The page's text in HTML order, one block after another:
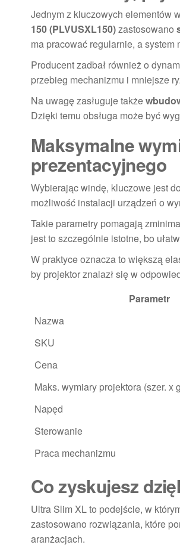
Jednym z kluczowych elementów
150 (PLVUSXL150)zastosowano
ma pracować regularnie, a system
Producent zadbał również o
przebieg mechanizmu i mniejsze
Na uwagę zasługuje także
Dzięki temu obsługa może być
Maksymalne
prezentacyjnego
Wybierając windę, kluczowe jest
możliwość instalacji urządzeń o
Takie parametry pomagają
jest to szczególnie istotne, bo
W praktyce oznacza to większą
by projektor znalazł się w
Parametr
Nazwa
SKU
Cena
Maks. wymiary projektora (szer. x
Napęd
Sterowanie
Praca mechanizmu
Co zyskujesz
Ultra Slim XL to podejście, w
zastosowano rozwiązania, które
aranżacjach.